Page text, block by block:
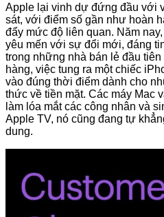
Apple lại vinh dự đứng đầu với
sát, với điểm số gần như hoàn
đẩy mức độ liên quan. Năm
yêu mến với sự đổi mới, đáng
trong những nhà bán lẻ đầu
hàng, việc tung ra một chiếc
vào đúng thời điểm dành cho
thức về tiền mặt. Các máy Mac
làm lóa mắt các công nhân và
Apple TV, nó cũng đang tự
dung.